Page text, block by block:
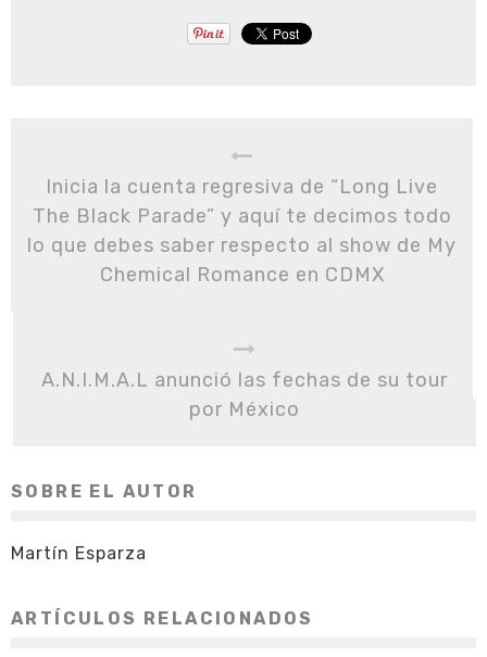
Inicia la cuenta regresiva de “Long Live
The Black Parade” y aquí te decimos todo
lo que debes saber respecto al show de My
Chemical Romance en CDMX
A.N.I.M.A.L anunció las fechas de su tour
por México
SOBRE EL AUTOR
Martín Esparza
ARTÍCULOS RELACIONADOS